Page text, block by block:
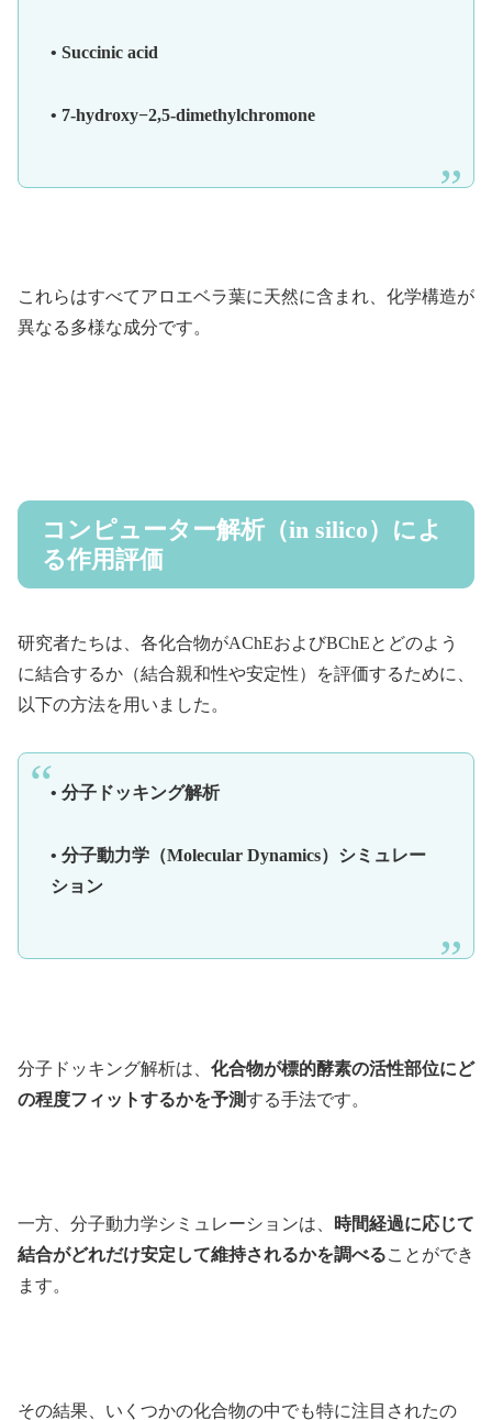
• Succinic acid
• 7-hydroxy−2,5-dimethylchromone
これらはすべてアロエベラ葉に天然に含まれ、化学構造が
異なる多様な成分です。
コンピューター解析（in silico）によ
る作用評価
研究者たちは、各化合物がAChEおよびBChEとどのよう
に結合するか（結合親和性や安定性）を評価するために、
以下の方法を用いました。
• 分子ドッキング解析
• 分子動力学（Molecular Dynamics）シミュレー
ション
分子ドッキング解析は、 化合物が標的酵素の活性部位にど
の程度フィットするかを予測する手法です。
一方、分子動力学シミュレーションは、
時間経過に応じて
結合がどれだけ安定して維持されるかを調べることができ
ます。
その結果、いくつかの化合物の中でも特に注目されたの